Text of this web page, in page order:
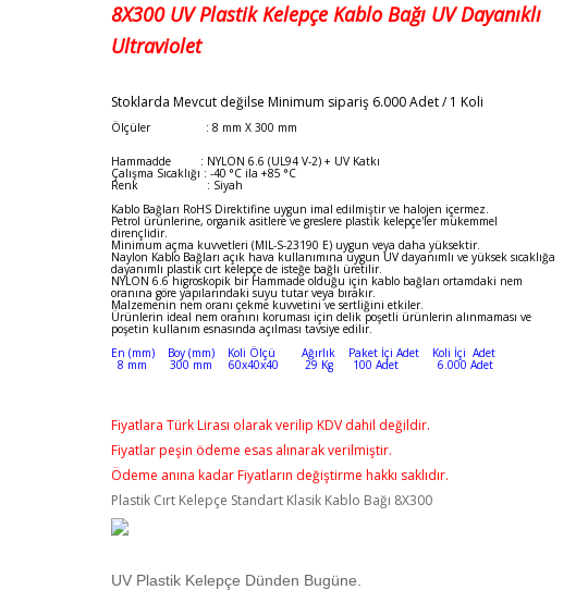
8X300 UV Plastik Kelepçe Kablo Bağı UV Dayanıklı
Ultraviolet
Stoklarda Mevcut değilse Minimum sipariş 6.000 Adet / 1 Koli
Ölçüler : 8 mm X 300 mm
Hammadde : NYLON 6.6 (UL94 V-2) + UV Katkı
Çalışma Sıcaklığı : -40 °C ila +85 °C
Renk : Siyah
Kablo Bağları RoHS Direktifine uygun imal edilmiştir ve halojen içermez.
Petrol ürünlerine, organik asitlere ve greslere plastik kelepçe'ler mükemmel
dirençlidir.
Minimum açma kuvvetleri (MIL-S-23190 E) uygun veya daha yüksektir.
Naylon Kablo Bağları açık hava kullanımına uygun UV dayanımlı ve yüksek sıcaklığa
dayanımlı plastik cırt kelepçe de isteğe bağlı üretilir.
NYLON 6.6 higroskopik bir Hammade olduğu için kablo bağları ortamdaki nem
oranına göre yapılarındaki suyu tutar veya bırakır.
Malzemenin nem oranı çekme kuvvetini ve sertliğini etkiler.
Ürünlerin ideal nem oranını koruması için delik poşetli ürünlerin alınmaması ve
poşetin kullanım esnasında açılması tavsiye edilir.
En (mm) Boy (mm) Koli Ölçü Ağırlık Paket İçi Adet Koli İçi Adet
8 mm 300 mm 60x40x40 29 Kg 100 Adet 6.000 Adet
Fiyatlara Türk Lirası olarak verilip KDV dahil değildir.
Fiyatlar peşin ödeme esas alınarak verilmiştir.
Ödeme anına kadar Fiyatların değiştirme hakkı saklıdır.
Plastik Cırt Kelepçe Standart Klasik Kablo Bağı 8X300
UV Plastik Kelepçe Dünden Bugüne.